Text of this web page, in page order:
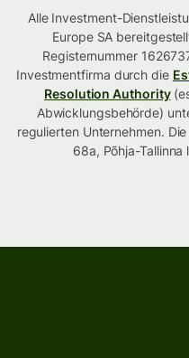
Alle Investment-
Europe SA
Registernummer
Investmentfirma durch die
Resolution Authority
Abwicklungsbehörde)
regulierten Unternehmen.
68a, Põhja-Tallinna